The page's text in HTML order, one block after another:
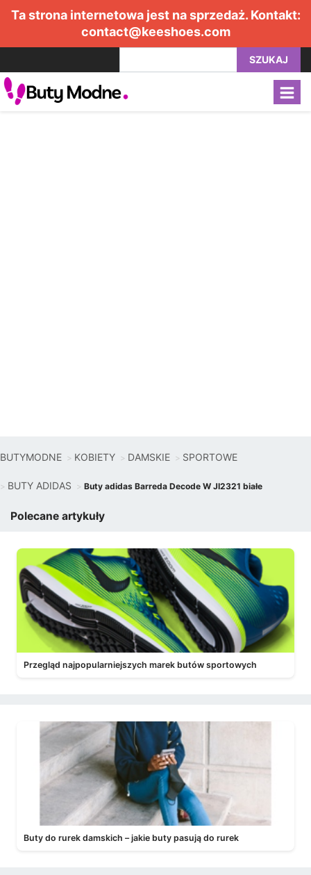
Ta strona internetowa jest na sprzedaż. Kontakt:
contact@keeshoes.com
SZUKAJ
BUTYMODNE KOBIETY DAMSKIE SPORTOWE
BUTY ADIDAS Buty adidas Barreda Decode W JI2321 białe
Polecane artykuły
Przegląd najpopularniejszych marek butów sportowych
Buty do rurek damskich – jakie buty pasują do rurek